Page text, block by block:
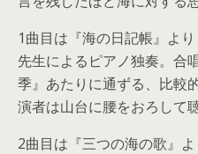
1曲目は『海の日記帳』よ
先生によるピアノ独奏。合
季』あたりに通ずる、比較
演者は山台に腰をおろして
2曲目は『三つの海の歌』